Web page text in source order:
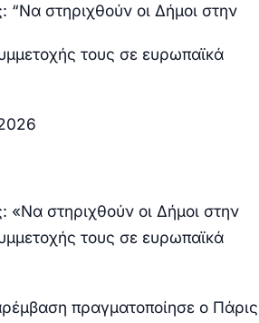
στηριχθούν οι Δήμοι στην
τους σε ευρωπαϊκά
στηριχθούν οι Δήμοι στην
τους σε ευρωπαϊκά
πραγματοποίησε ο Πάρις